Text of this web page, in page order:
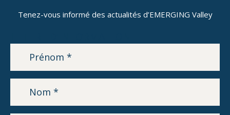
Tenez-vous informé des actualités d’EMERGING Valley